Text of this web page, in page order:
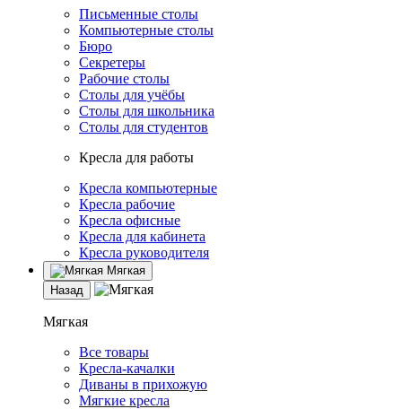
Письменные столы
Компьютерные столы
Бюро
Секретеры
Рабочие столы
Столы для учёбы
Столы для школьника
Столы для студентов
Кресла для работы
Кресла компьютерные
Кресла рабочие
Кресла офисные
Кресла для кабинета
Кресла руководителя
Мягкая
Назад
Мягкая
Все товары
Кресла-качалки
Диваны в прихожую
Мягкие кресла